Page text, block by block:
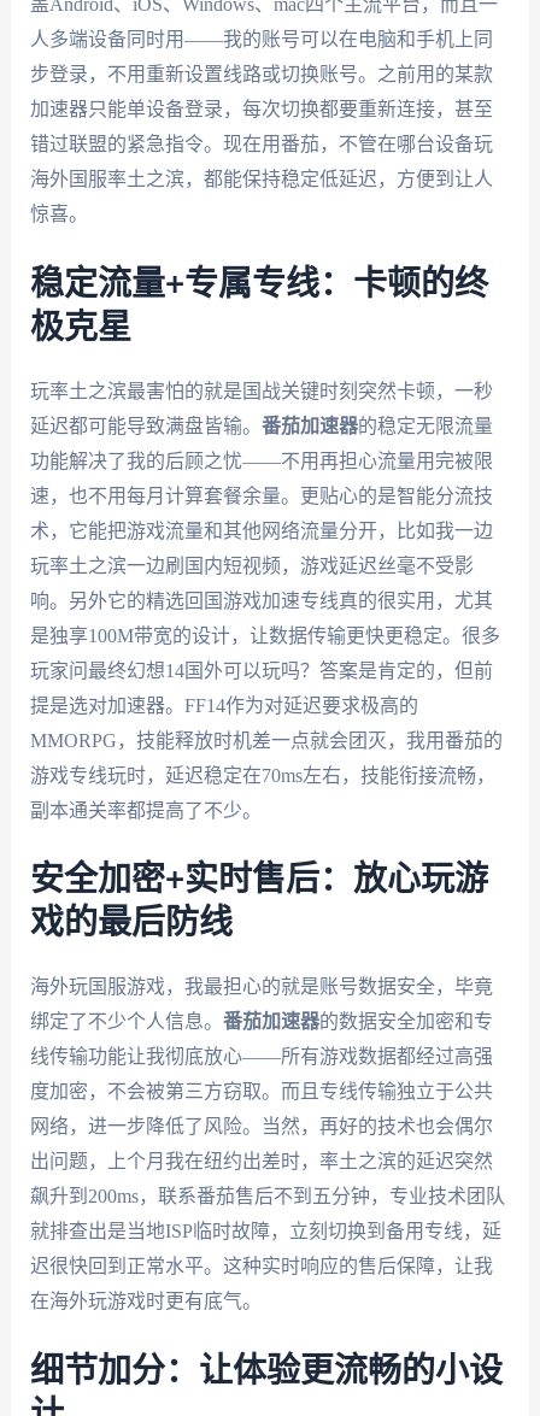
盖Android、iOS、Windows、mac四个主流平台，而且一
人多端设备同时用——我的账号可以在电脑和手机上同
步登录，不用重新设置线路或切换账号。之前用的某款
加速器只能单设备登录，每次切换都要重新连接，甚至
错过联盟的紧急指令。现在用番茄，不管在哪台设备玩
海外国服率土之滨，都能保持稳定低延迟，方便到让人
惊喜。
稳定流量+专属专线：卡顿的终
极克星
玩率土之滨最害怕的就是国战关键时刻突然卡顿，一秒
延迟都可能导致满盘皆输。 番茄加速器的稳定无限流量
功能解决了我的后顾之忧——不用再担心流量用完被限
速，也不用每月计算套餐余量。更贴心的是智能分流技
术，它能把游戏流量和其他网络流量分开，比如我一边
玩率土之滨一边刷国内短视频，游戏延迟丝毫不受影
响。另外它的精选回国游戏加速专线真的很实用，尤其
是独享100M带宽的设计，让数据传输更快更稳定。很多
玩家问最终幻想14国外可以玩吗？答案是肯定的，但前
提是选对加速器。FF14作为对延迟要求极高的
MMORPG，技能释放时机差一点就会团灭，我用番茄的
游戏专线玩时，延迟稳定在70ms左右，技能衔接流畅，
副本通关率都提高了不少。
安全加密+实时售后：放心玩游
戏的最后防线
海外玩国服游戏，我最担心的就是账号数据安全，毕竟
绑定了不少个人信息。 番茄加速器的数据安全加密和专
线传输功能让我彻底放心——所有游戏数据都经过高强
度加密，不会被第三方窃取。而且专线传输独立于公共
网络，进一步降低了风险。当然，再好的技术也会偶尔
出问题，上个月我在纽约出差时，率土之滨的延迟突然
飙升到200ms，联系番茄售后不到五分钟，专业技术团队
就排查出是当地ISP临时故障，立刻切换到备用专线，延
迟很快回到正常水平。这种实时响应的售后保障，让我
在海外玩游戏时更有底气。
细节加分：让体验更流畅的小设